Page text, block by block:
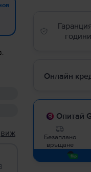
виж
години
Онлайн
Опитай
Безаплано
връщане